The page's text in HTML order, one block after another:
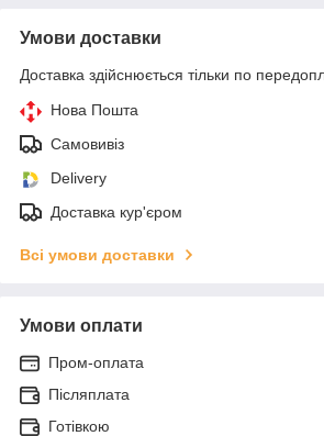
Умови доставки
Доставка здійснюється тільки по
Нова Пошта
Самовивіз
Delivery
Доставка кур'єром
Всі умови доставки
Умови оплати
Пром-оплата
Післяплата
Готівкою